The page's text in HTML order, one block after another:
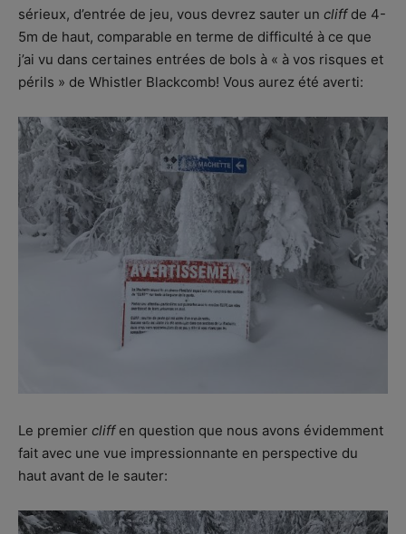
sérieux, d’entrée de jeu, vous devrez sauter un cliffde 4-
5m de haut, comparable en terme de difficulté à ce que
j’ai vu dans certaines entrées de bols à « à vos risques et
périls » de Whistler Blackcomb! Vous aurez été averti:
Le premier cliffen question que nous avons évidemment
fait avec une vue impressionnante en perspective du
haut avant de le sauter: